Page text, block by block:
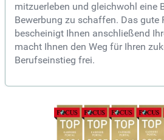
mitzuerleben und gleichwohl eine
Bewerbung zu schaffen. Das gute
bescheinigt Ihnen anschließend
macht Ihnen den Weg für Ihren
Berufseinstieg frei.